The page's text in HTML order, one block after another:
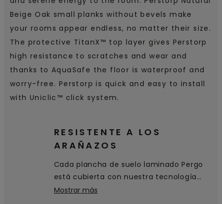
Beige Oak small planks without bevels make
your rooms appear endless, no matter their size.
The protective TitanX™ top layer gives Perstorp
high resistance to scratches and wear and
thanks to AquaSafe the floor is waterproof and
worry-free. Perstorp is quick and easy to install
with Uniclic™ click system.
RESISTENTE A LOS
ARAÑAZOS
Cada plancha de suelo laminado Pergo
está cubierta con nuestra tecnología
patentada TitanX™. Esta capa superior
Mostrar más